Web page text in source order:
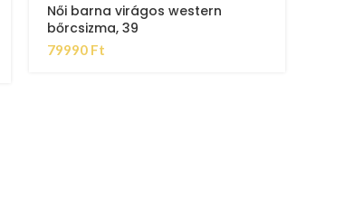
Női barna virágos western
bőrcsizma, 39
79990 Ft